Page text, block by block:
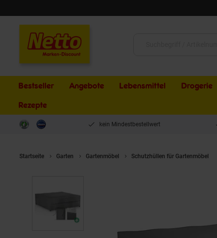
Bestseller Angebote Lebensmittel Drogerie
Rezepte
kein Mindestbestellwert
Startseite Garten Gartenmöbel Schutzhüllen für Gartenmöbel